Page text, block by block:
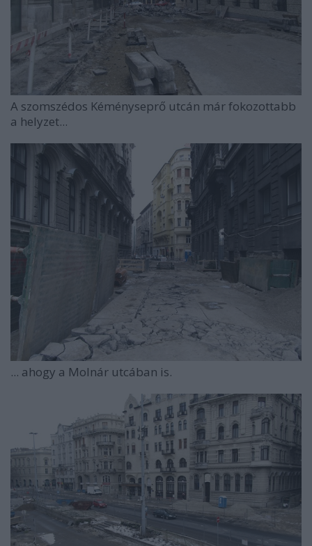
A szomszédos Kéményseprő utcán már fokozottabb
a helyzet...
... ahogy a Molnár utcában is.